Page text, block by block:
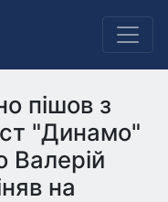
пішов з
"Динамо"
Валерій
на